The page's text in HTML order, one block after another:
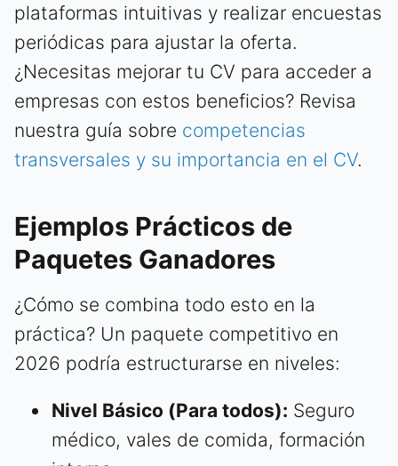
plataformas intuitivas y realizar encuestas
periódicas para ajustar la oferta.
¿Necesitas mejorar tu CV para acceder a
empresas con estos beneficios? Revisa
nuestra guía sobre competencias
transversales y su importancia en el CV.
Ejemplos Prácticos de
Paquetes Ganadores
¿Cómo se combina todo esto en la
práctica? Un paquete competitivo en
2026 podría estructurarse en niveles:
Nivel Básico (Para todos): Seguro
médico, vales de comida, formación